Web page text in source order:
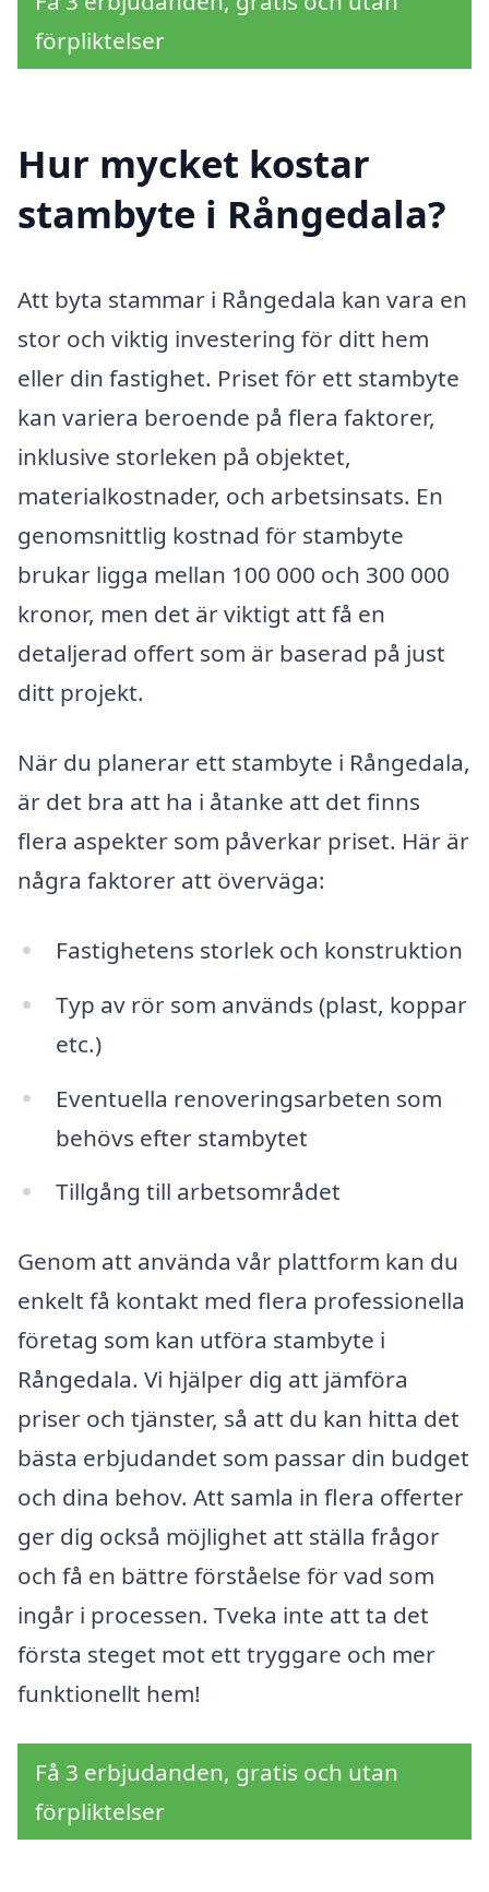
förpliktelser
Hur mycket kostar
stambyte i Rångedala?
Att byta stammar i Rångedala kan vara en
stor och viktig investering för ditt hem
eller din fastighet. Priset för ett stambyte
kan variera beroende på flera faktorer,
inklusive storleken på objektet,
materialkostnader, och arbetsinsats. En
genomsnittlig kostnad för stambyte
brukar ligga mellan 100 000 och 300 000
kronor, men det är viktigt att få en
detaljerad offert som är baserad på just
ditt projekt.
När du planerar ett stambyte i Rångedala,
är det bra att ha i åtanke att det finns
flera aspekter som påverkar priset. Här är
några faktorer att överväga:
Fastighetens storlek och konstruktion
Typ av rör som används (plast, koppar
etc.)
Eventuella renoveringsarbeten som
behövs efter stambytet
Tillgång till arbetsområdet
Genom att använda vår plattform kan du
enkelt få kontakt med flera professionella
företag som kan utföra stambyte i
Rångedala. Vi hjälper dig att jämföra
priser och tjänster, så att du kan hitta det
bästa erbjudandet som passar din budget
och dina behov. Att samla in flera offerter
ger dig också möjlighet att ställa frågor
och få en bättre förståelse för vad som
ingår i processen. Tveka inte att ta det
första steget mot ett tryggare och mer
funktionellt hem!
Få 3 erbjudanden, gratis och utan
förpliktelser